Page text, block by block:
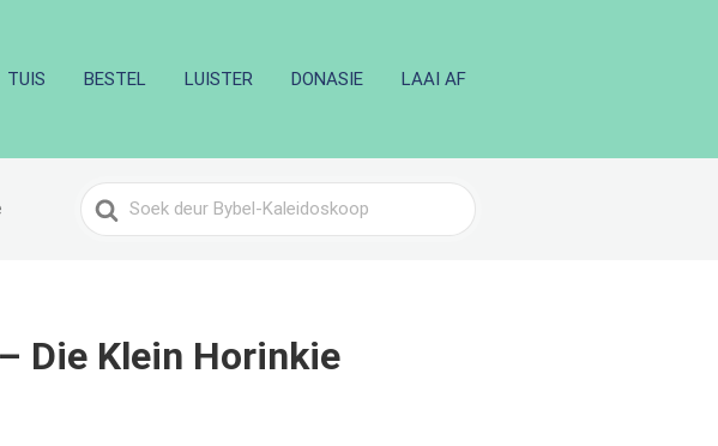
TUIS BESTEL LUISTER DONASIE LAAI AF
Search
For
Die Klein Horinkie